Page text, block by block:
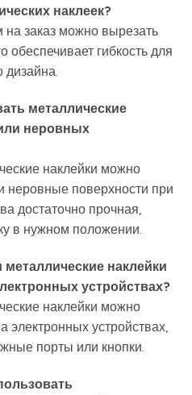
наклеек?
на заказ можно вырезать
гибкость для
дизайна.
металлические
неровных
наклейки можно
неровные поверхности при
достаточно прочная,
в нужном положении.
наклейки
устройствах?
наклейки можно
электронных устройствах,
порты или кнопки.